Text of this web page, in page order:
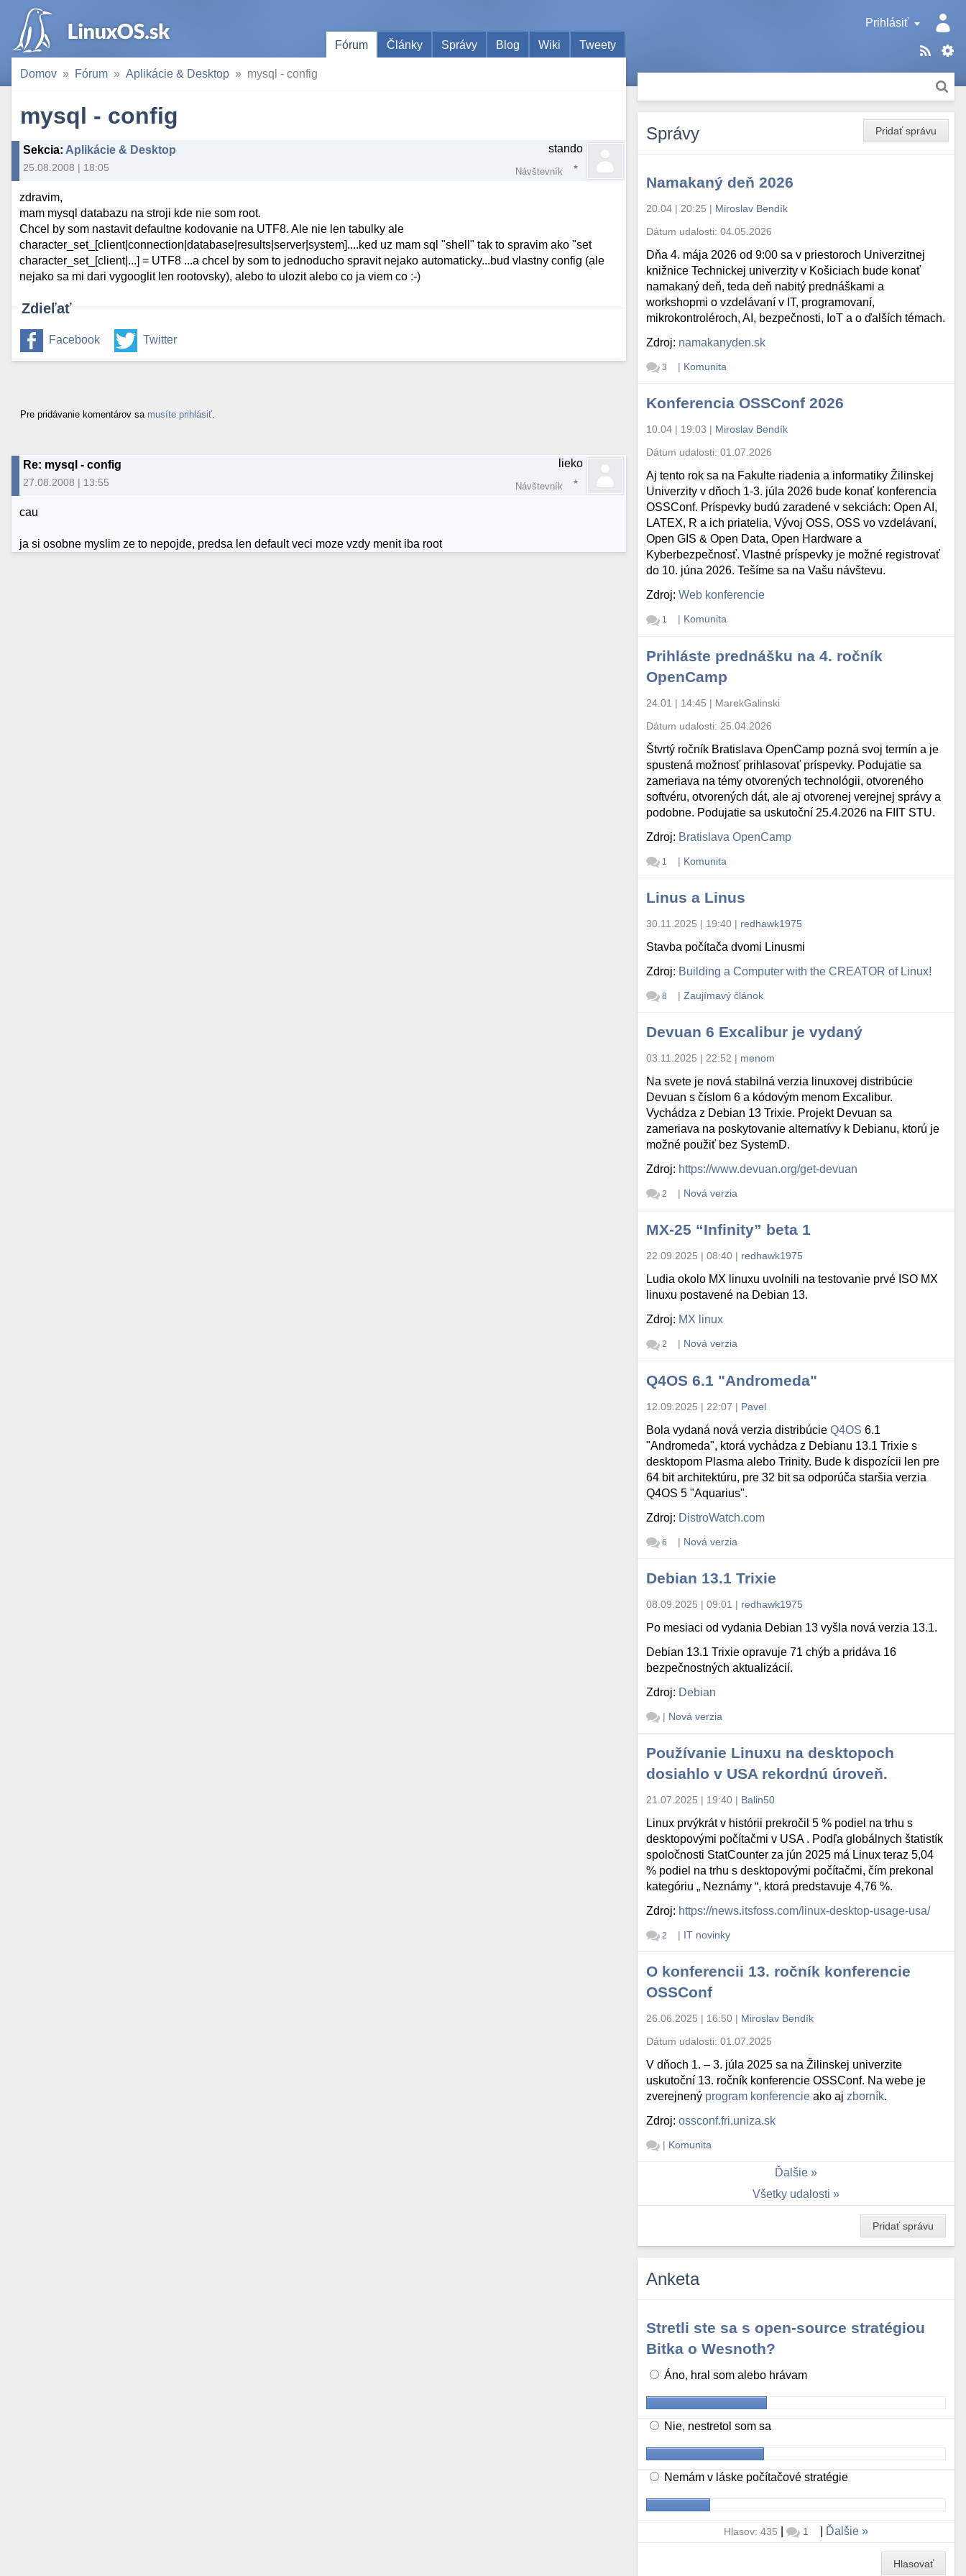
Prihlásiť
Fórum
Články Správy Blog Wiki Tweety
Domov Fórum Aplikácie & Desktop mysql - config
mysql - config
Sekcia: Aplikácie & Desktop
25.08.2008 | 18:05
stando
Návštevník
zdravim,
mam mysql databazu na stroji kde nie som root.
Chcel by som nastavit defaultne kodovanie na UTF8. Ale nie len tabulky ale
character_set_[client|connection|database|results|server|system]....ked uz mam sql "shell" tak to spravim ako "set
character_set_[client|...] = UTF8 ...a chcel by som to jednoducho spravit nejako automaticky...bud vlastny config (ale
nejako sa mi dari vygooglit len rootovsky), alebo to ulozit alebo co ja viem co :-)
Zdieľať
Facebook Twitter
Pre pridávanie komentárov sa musíte prihlásiť
Re: mysql - config
27.08.2008 | 13:55
lieko
Návštevník
cau
ja si osobne myslim ze to nepojde, predsa len default veci moze vzdy menit iba root
Pridať správu
Správy
Namakaný deň 2026
20.04 | 20:25 | Miroslav Bendík
Dátum udalosti:04.05.2026
Dňa 4. mája 2026 od 9:00 sa v priestoroch Univerzitnej
knižnice Technickej univerzity v Košiciach bude konať
namakaný deň, teda deň nabitý prednáškami a
workshopmi o vzdelávaní v IT, programovaní,
mikrokontroléroch, AI, bezpečnosti, IoT a o ďalších témach.
Zdroj: namakanyden.sk
3 | Komunita
Konferencia OSSConf 2026
10.04 | 19:03 | Miroslav Bendík
Dátum udalosti:01.07.2026
Aj tento rok sa na Fakulte riadenia a informatiky Žilinskej
Univerzity v dňoch 1-3. júla 2026 bude konať konferencia
OSSConf. Príspevky budú zaradené v sekciách: Open AI,
LATEX, R a ich priatelia, Vývoj OSS, OSS vo vzdelávaní,
Open GIS & Open Data, Open Hardware a
Kyberbezpečnosť. Vlastné príspevky je možné registrovať
do 10. júna 2026. Tešíme sa na Vašu návštevu.
Zdroj:Web konferencie
1 | Komunita
Prihláste prednášku na 4. ročník
OpenCamp
24.01 | 14:45 | MarekGalinski
Dátum udalosti: 25.04.2026
Štvrtý ročník Bratislava OpenCamp pozná svoj termín a je
spustená možnosť prihlasovať príspevky. Podujatie sa
zameriava na témy otvorených technológii, otvoreného
softvéru, otvorených dát, ale aj otvorenej verejnej správy a
podobne. Podujatie sa uskutoční 25.4.2026 na FIIT STU.
Zdroj: Bratislava OpenCamp
1 | Komunita
Linus a Linus
30.11.2025 | 19:40 | redhawk1975
Stavba počítača dvomi Linusmi
Zdroj: Building a Computer with the CREATOR of Linux!
8 | Zaujímavý článok
Devuan 6 Excalibur je vydaný
03.11.2025 | 22:52 | menom
Na svete je nová stabilná verzia linuxovej distribúcie
Devuan s číslom 6 a kódovým menom Excalibur.
Vychádza z Debian 13 Trixie. Projekt Devuan sa
zameriava na poskytovanie alternatívy k Debianu, ktorú je
možné použiť bez SystemD.
Zdroj: https://www.devuan.org/get-devuan
2 | Nová verzia
MX-25 “Infinity” beta 1
22.09.2025 | 08:40 | redhawk1975
Ludia okolo MX linuxu uvolnili na testovanie prvé ISO MX
linuxu postavené na Debian 13.
Zdroj: MX linux
2 | Nová verzia
Q4OS 6.1 "Andromeda"
12.09.2025 | 22:07 | Pavel
Bola vydaná nová verzia distribúcieQ4OS 6.1
"Andromeda", ktorá vychádza z Debianu 13.1 Trixie s
desktopom Plasma alebo Trinity. Bude k dispozícii len pre
64 bit architektúru, pre 32 bit sa odporúča staršia verzia
Q4OS 5 "Aquarius".
Zdroj: DistroWatch.com
6 | Nová verzia
Debian 13.1 Trixie
08.09.2025 | 09:01 | redhawk1975
Po mesiaci od vydania Debian 13 vyšla nová verzia 13.1.
Debian 13.1 Trixie opravuje 71 chýb a pridáva 16
bezpečnostných aktualizácií.
Zdroj: Debian
| Nová verzia
Používanie Linuxu na desktopoch
dosiahlo v USA rekordnú úroveň.
21.07.2025 | 19:40 | Balin50
Linux prvýkrát v histórii prekročil 5 % podiel na trhu s
desktopovými počítačmi v USA . Podľa globálnych štatistík
spoločnosti StatCounter za jún 2025 má Linux teraz 5,04
% podiel na trhu s desktopovými počítačmi, čím prekonal
kategóriu „ Neznámy “, ktorá predstavuje 4,76 %.
Zdroj: https://news.itsfoss.com/linux-desktop-usage-usa/
2 | IT novinky
O konferencii 13. ročník konferencie
OSSConf
26.06.2025 | 16:50 | Miroslav Bendík
Dátum udalosti:01.07.2025
V dňoch 1. – 3. júla 2025 sa na Žilinskej univerzite
uskutoční 13. ročník konferencie OSSConf. Na webe je
zverejnený program konferencie ako aj zborník.
Zdroj:ossconf.fri.uniza.sk
| Komunita
Ďalšie
Všetky udalosti
Pridať správu
Anketa
Stretli ste sa s open-source stratégiou
Bitka o Wesnoth?
Áno, hral som alebo hrávam
Nie, nestretol som sa
Nemám v láske počítačové stratégie
Hlasov: 435 | 1 Ďalšie
Hlasovať